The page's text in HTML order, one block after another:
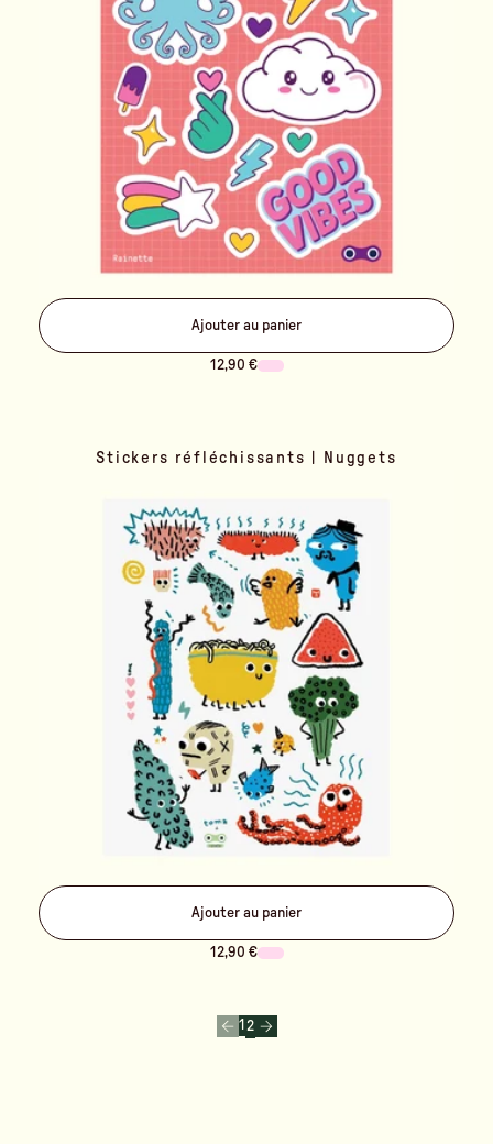
Ajouter au panier
12,90 €
Stickers réfléchissants | Nuggets
Ajouter au panier
12,90 €
1 2